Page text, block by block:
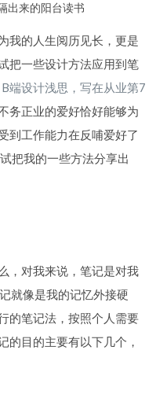
出来的阳台读书
我的人生阅历见长，更是
把一些设计方法应用到笔
B端设计浅思，写在从业第7
务正业的爱好恰好能够为
到工作能力在反哺爱好了
把我的一些方法分享出
，对我来说，笔记是对我
就像是我的记忆外接硬
的笔记法，按照个人需要
的目的主要有以下几个，